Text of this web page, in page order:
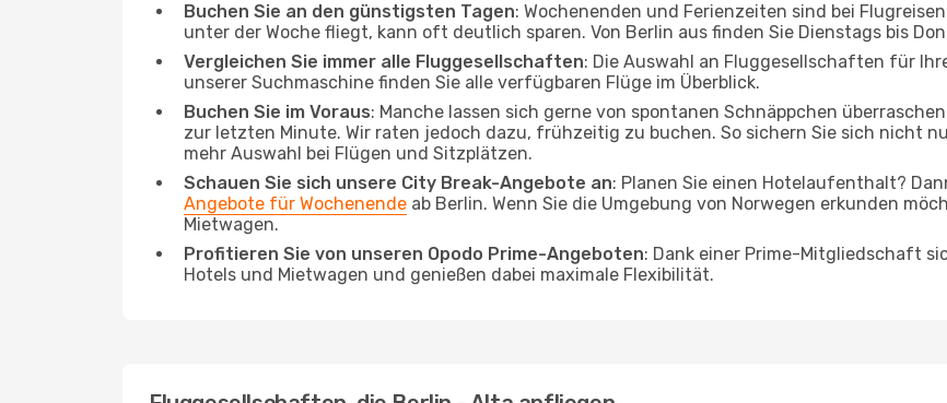
Buchen Sie an den günstigsten Tagen: Wochenenden und Ferienzeiten sind bei
unter der Woche fliegt, kann oft deutlich sparen. Von Berlin aus finden Sie Dienstags bis
Vergleichen Sie immer alle Fluggesellschaften: Die Auswahl an Fluggesellschaften für
unserer Suchmaschine finden Sie alle verfügbaren Flüge im Überblick.
Buchen Sie im Voraus: Manche lassen sich gerne von spontanen Schnäppchen
zur letzten Minute. Wir raten jedoch dazu, frühzeitig zu buchen. So sichern Sie sich nicht
mehr Auswahl bei Flügen und Sitzplätzen.
Schauen Sie sich unsere City Break-Angebote an: Planen Sie einen Hotelaufenthalt?
Angebote für Wochenende ab Berlin. Wenn Sie die Umgebung von Norwegen erkunden
Mietwagen.
Profitieren Sie von unseren Opodo Prime-Angeboten: Dank einer Prime-Mitgliedschaft
Hotels und Mietwagen und genießen dabei maximale Flexibilität.